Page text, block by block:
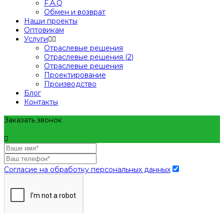
F.A.Q
Обмен и возврат
Наши проекты
Оптовикам
Услуги
Отраслевые решения
Отраслевые решения (2)
Отраслевые решения
Проектирование
Производство
Блог
Контакты
Заказать звонок
Согласие на обработку персональных данных